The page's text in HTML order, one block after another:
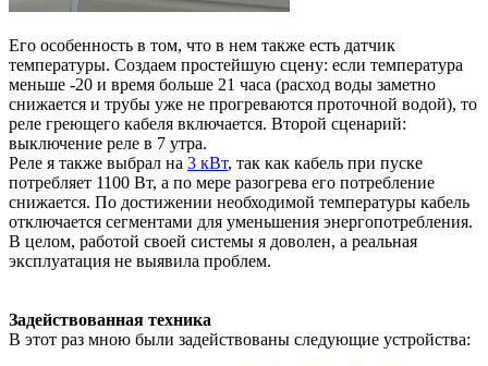
Его особенность в том, что в нем также есть датчик
температуры. Создаем простейшую сцену: если температура
меньше -20 и время больше 21 часа (расход воды заметно
снижается и трубы уже не прогреваются проточной водой), то
реле греющего кабеля включается. Второй сценарий:
выключение реле в 7 утра.
Реле я также выбрал на 3 кВт, так как кабель при пуске
потребляет 1100 Вт, а по мере разогрева его потребление
снижается. По достижении необходимой температуры кабель
отключается сегментами для уменьшения энергопотребления.
В целом, работой своей системы я доволен, а реальная
эксплуатация не выявила проблем.
Задействованная техника
В этот раз мною были задействованы следующие устройства: